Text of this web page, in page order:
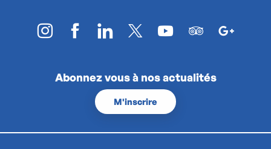
Abonnez vous à nos actualités
M'inscrire